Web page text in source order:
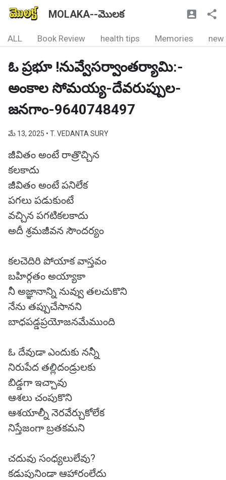
MOLAKA--మొలక
ALL Book Review health tips Memories new
ఓ ప్రభూ !నువ్వేసర్వాంతర్యామి:-
అంకాల సోమయ్య-దేవరుప్పుల-
జనగాం-9640748497
మే 13, 2025 • T. VEDANTA SURY
జీవితం అంటే రాత్రొచ్చిన
కలకాదు
జీవితం అంటే పనిలేక
పగలు పడుకుంటే
వచ్చిన పగటికలకాదు
అదీ శ్రమజీవన సౌందర్యం
కలచెదిరి పోయాక వాస్తవం
బహిర్గతం అయ్యాకా
నీ అజ్ఞానాన్ని నువ్వు తలచుకొని
నేను తప్పుచేసానని
బాధపడ్డప్రయోజనమేముంది
ఓ దేవుడా ఎందుకు నన్నీ
నిరుపేద తల్లిదండ్రులకు
బిడ్డగా ఇచ్చావు
ఆశలు చంపుకొని
ఆశయాల్నీ నెరవేర్చుకోలేక
నిస్తేజంగా బ్రతకమని
చదువు సంధ్యలులేవు?
కడుపునిండా ఆహారంలేదు